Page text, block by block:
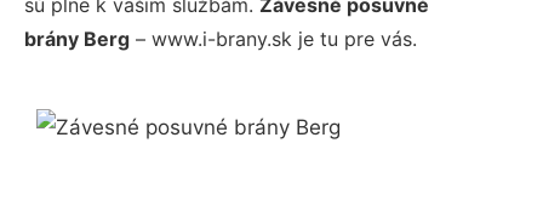
sú plne k vašim službám. Závesné posuvné
brány Berg – www.i-brany.sk je tu pre vás.